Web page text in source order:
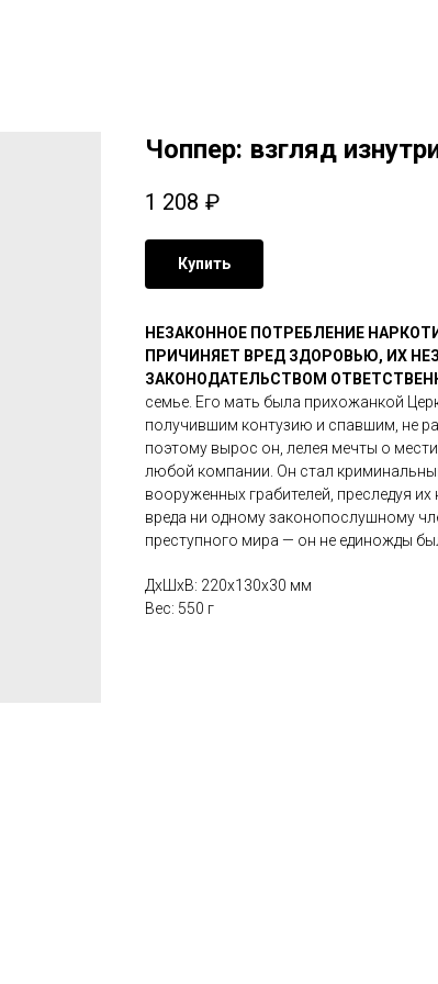
Чоппер: взгляд
1 208 ₽
Купить
НЕЗАКОННОЕ ПОТРЕБЛЕНИЕ
ПРИЧИНЯЕТ ВРЕД ЗДОРОВЬЮ, ИХ
ЗАКОНОДАТЕЛЬСТВОМ
семье. Его мать была прихожанкой
получившим контузию и спавшим, не
поэтому вырос он, лелея мечты о
любой компании. Он стал
вооруженных грабителей, преследуя
вреда ни одному законопослушному
преступного мира — он не единожды
ДxШxВ: 220x130x30 мм
Вес: 550 г